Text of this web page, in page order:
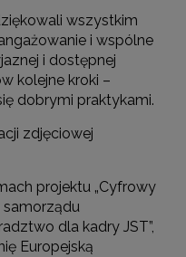
wszystkim
i wspólne
i dostępnej
kolejne kroki –
dobrymi praktykami.
zdjęciowej
projektu „Cyfrowy
dla kadry JST”,
Europejską